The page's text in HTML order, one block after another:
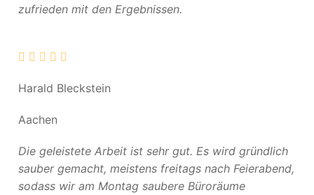
zufrieden mit den Ergebnissen.
Harald Bleckstein
Aachen
Die geleistete Arbeit ist sehr gut. Es wird gründlich
sauber gemacht, meistens freitags nach Feierabend,
sodass wir am Montag saubere Büroräume